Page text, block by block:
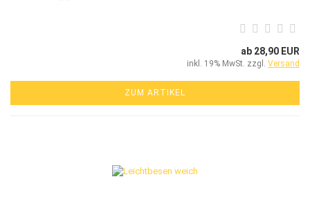
ab 28,90 EUR
inkl. 19% MwSt. zzgl. Versand
ZUM ARTIKEL